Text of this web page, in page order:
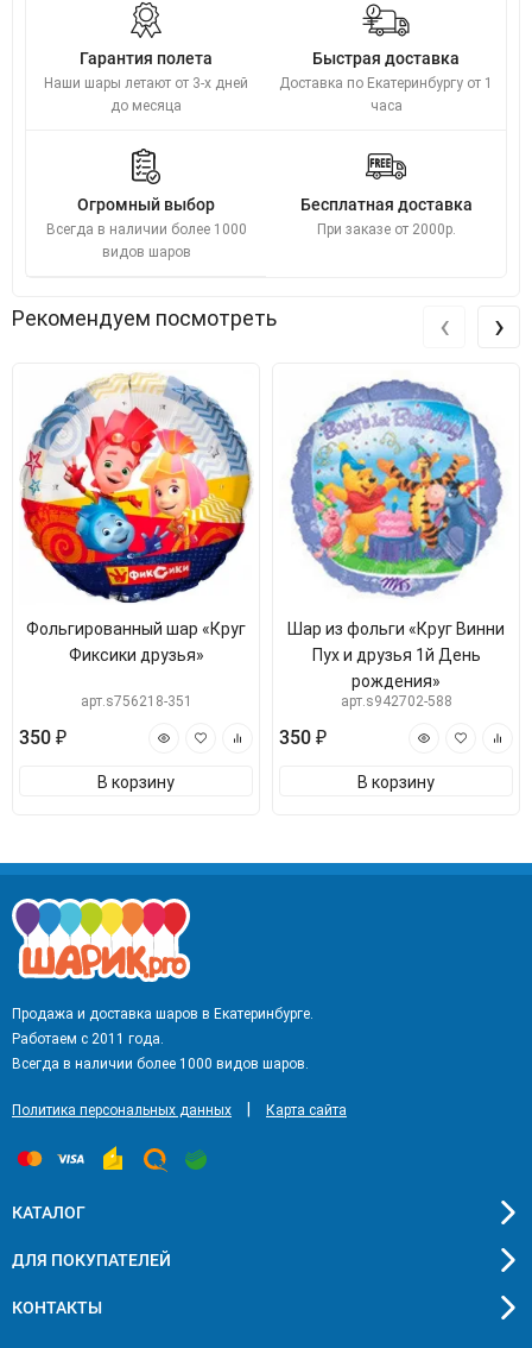
Гарантия полета
Наши шары летают от 3-х дней
до месяца
Быстрая доставка
Доставка по Екатеринбургу от 1
часа
Огромный выбор
Всегда в наличии более 1000
видов шаров
Бесплатная доставка
При заказе от 2000р.
Рекомендуем посмотреть
Фольгированный шар «Круг
Фиксики друзья»
арт.s756218-351
350 ₽
В корзину
Шар из фольги «Круг Винни
Пух и друзья 1й День
рождения»
арт.s942702-588
350 ₽
В корзину
‹ ›
Продажа и доставка шаров в Екатеринбурге.
Работаем с 2011 года.
Всегда в наличии более 1000 видов шаров.
Политика персональных данных Карта сайта
КАТАЛОГ
ДЛЯ ПОКУПАТЕЛЕЙ
КОНТАКТЫ